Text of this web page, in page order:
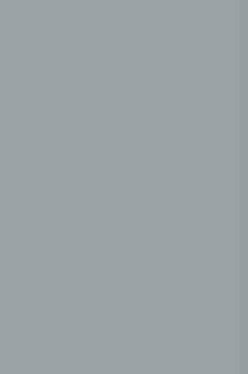
Stelle, die allein oder
Verarbeitung von
und Mittel dieser
Mitgliedstaaten vorgegeben,
können die bestimmten
oder dem Recht der
vorgesehen werden.